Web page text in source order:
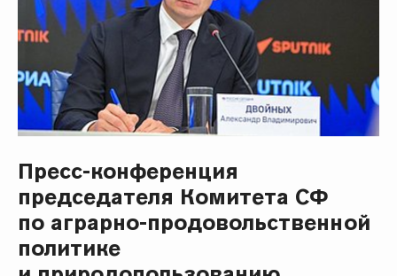
Пресс-конференция
председателя Комитета СФ
по аграрно-продовольственной
политике